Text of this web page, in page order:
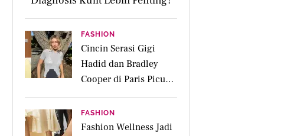
FASHION
Cincin Serasi Gigi
Hadid dan Bradley
Cooper di Paris Picu
Spekulasi Menikah,
Berapa Harganya?
FASHION
Fashion Wellness Jadi